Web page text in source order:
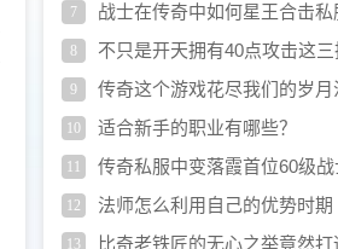
超高
7 战士在传奇中如何星王合击
8
不只是开天拥有40点攻击这
样彪悍
9 传奇这个游戏花尽我们的岁月
10 适合新手的职业有哪些？
11
传奇私服中变落霞首位60级
英雄悲情退游
12 法师怎么利用自己的优势时期
13
比奇老铁匠的无心之举竟然